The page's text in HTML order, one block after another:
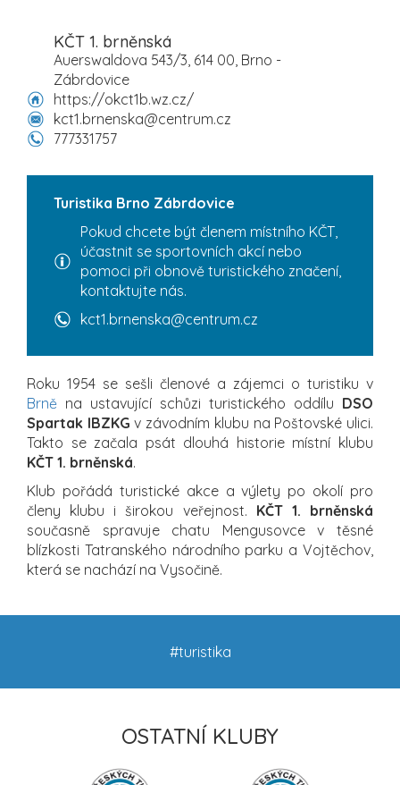
KČT 1. brněnská
Auerswaldova 543/3, 614 00, Brno -
Zábrdovice
https://okct1b.wz.cz/
kct1.brnenska@centrum.cz
777331757
Turistika Brno Zábrdovice
Pokud chcete být členem místního KČT,
účastnit se sportovních akcí nebo
pomoci při obnově turistického značení,
kontaktujte nás.
kct1.brnenska@centrum.cz
Roku 1954 se sešli členové a zájemci o turistiku v
Brně na ustavující schůzi turistického oddílu DSO
Spartak IBZKG v závodním klubu na Poštovské ulici.
Takto se začala psát dlouhá historie místní klubu
KČT 1. brněnská.
Klub pořádá turistické akce a výlety po okolí pro
členy klubu i širokou veřejnost. KČT 1. brněnská
současně spravuje chatu Mengusovce v těsné
blízkosti Tatranského národního parku a Vojtěchov,
která se nachází na Vysočině.
#turistika
OSTATNÍ KLUBY